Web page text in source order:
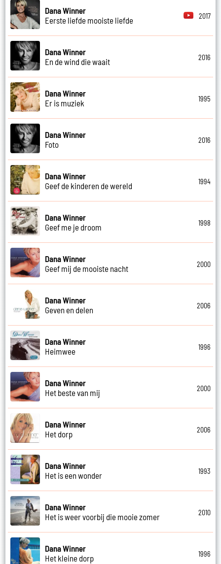
Dana Winner
Eerste liefde mooiste liefde
2017
Dana Winner
En de wind die waait
2016
Dana Winner
Er is muziek
1995
Dana Winner
Foto
2016
Dana Winner
Geef de kinderen de wereld
1994
Dana Winner
Geef me je droom
1998
Dana Winner
Geef mij de mooiste nacht
2000
Dana Winner
Geven en delen
2006
Dana Winner
Heimwee
1996
Dana Winner
Het beste van mij
2000
Dana Winner
Het dorp
2006
Dana Winner
Het is een wonder
1993
Dana Winner
Het is weer voorbij die mooie zomer
2010
Dana Winner
Het kleine dorp
1996